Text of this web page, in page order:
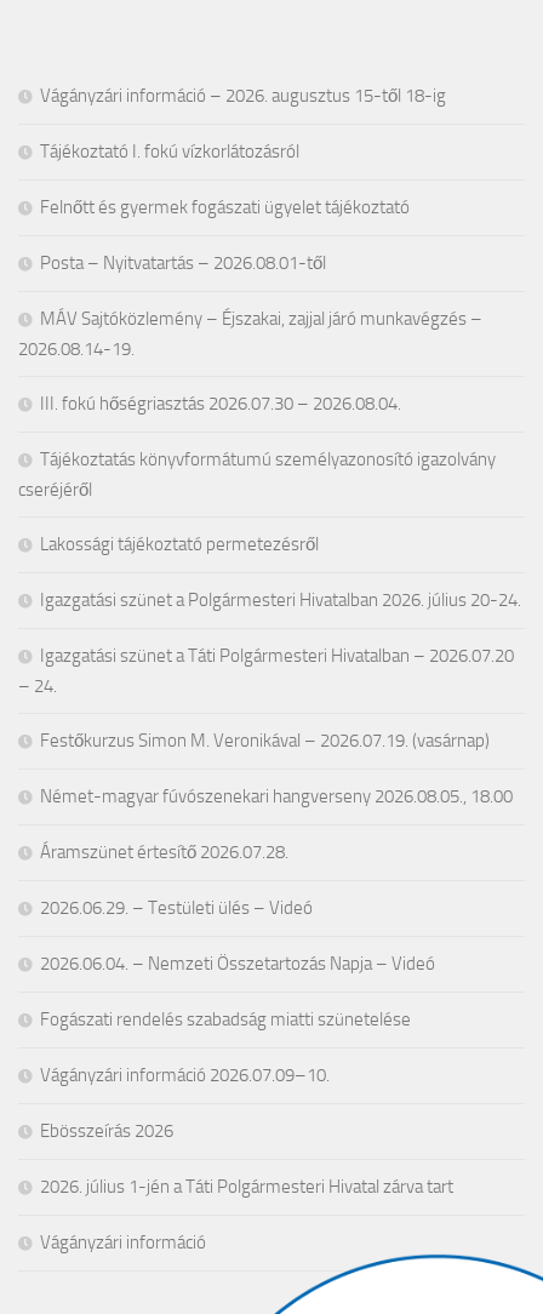
Vágányzári információ – 2026. augusztus 15-től 18-ig
Tájékoztató I. fokú vízkorlátozásról
Felnőtt és gyermek fogászati ügyelet tájékoztató
Posta – Nyitvatartás – 2026.08.01-től
MÁV Sajtóközlemény – Éjszakai, zajjal járó munkavégzés –
2026.08.14-19.
III. fokú hőségriasztás 2026.07.30 – 2026.08.04.
Tájékoztatás könyvformátumú személyazonosító igazolvány
cseréjéről
Lakossági tájékoztató permetezésről
Igazgatási szünet a Polgármesteri Hivatalban 2026. július 20-24.
Igazgatási szünet a Táti Polgármesteri Hivatalban – 2026.07.20
– 24.
Festőkurzus Simon M. Veronikával – 2026.07.19. (vasárnap)
Német-magyar fúvószenekari hangverseny 2026.08.05., 18.00
Áramszünet értesítő 2026.07.28.
2026.06.29. – Testületi ülés – Videó
2026.06.04. – Nemzeti Összetartozás Napja – Videó
Fogászati rendelés szabadság miatti szünetelése
Vágányzári információ 2026.07.09–10.
Ebösszeírás 2026
2026. július 1-jén a Táti Polgármesteri Hivatal zárva tart
Vágányzári információ